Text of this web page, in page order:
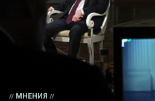
МНЕНИЯ